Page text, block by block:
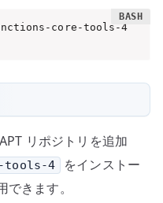
リポジトリを追加
tools-4
をインストー
できます。